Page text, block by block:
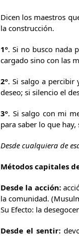
Dicen los maestros
la construcción.
1º. Si no busco nada
cargado sino con las
2º. Si salgo a percibir
deseo; si silencio el
3º. Si salgo con mi
para saber lo que
Desde cualquiera de
Métodos capitales
Desde la acción:
la comunidad.
Su Efecto: la
Desde el sentir: